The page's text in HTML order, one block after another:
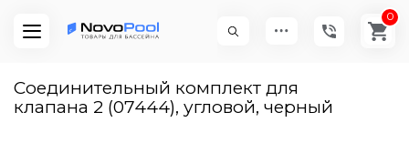
0
Соединительный комплект для
клапана 2 (07444), угловой, черный